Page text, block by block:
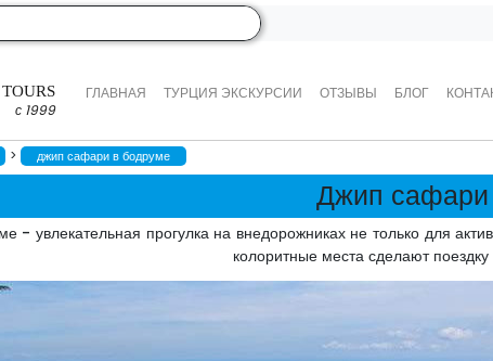
с 1999
ГЛАВНАЯ ТУРЦИЯ ЭКСКУРСИИ ОТЗЫВЫ БЛОГ
> джип сафари в бодруме
Джип
- увлекательная прогулка на внедорожниках не только для
колоритные места сделают